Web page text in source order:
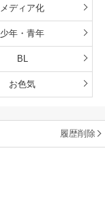
メディア化
少年・青年
BL
お色気
履歴削除